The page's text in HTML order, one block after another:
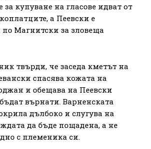
купуване на гласове идват от
а Пеевски е
Магнитски за зловеща
твърди, че заседа кметът на
спасява кожата на
и обещава на Пеевски
върнати. Варненската
дълбоко и слугува на
да бъде пощадена, а не
с племеника си.